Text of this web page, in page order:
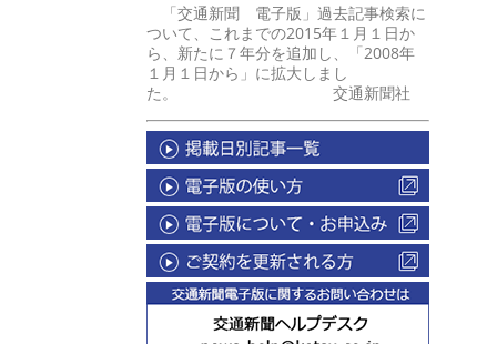
「交通新聞 電子版」過去記事検索に
ついて、これまでの2015年１月１日か
ら、新たに７年分を追加し、「2008年
１月１日から」に拡大しまし
た。 交通新聞社